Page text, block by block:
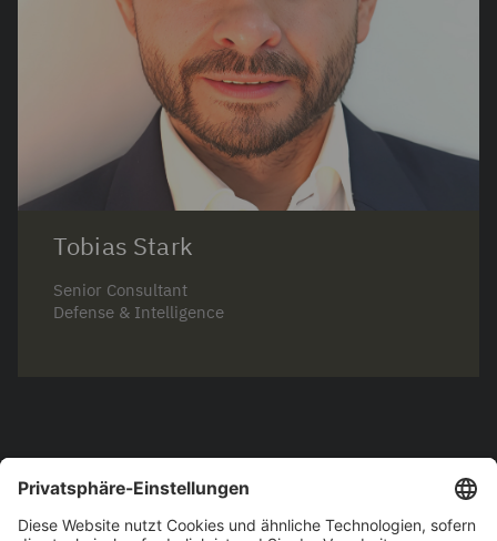
Tobias Stark
Senior Consultant
Defense & Intelligence
IBMiX